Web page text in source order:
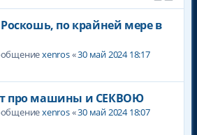
Роскошь, по крайней мере в
xenros«30 май 2024 18:17
про машины и СЕКВОЮ
xenros«30 май 2024 18:07